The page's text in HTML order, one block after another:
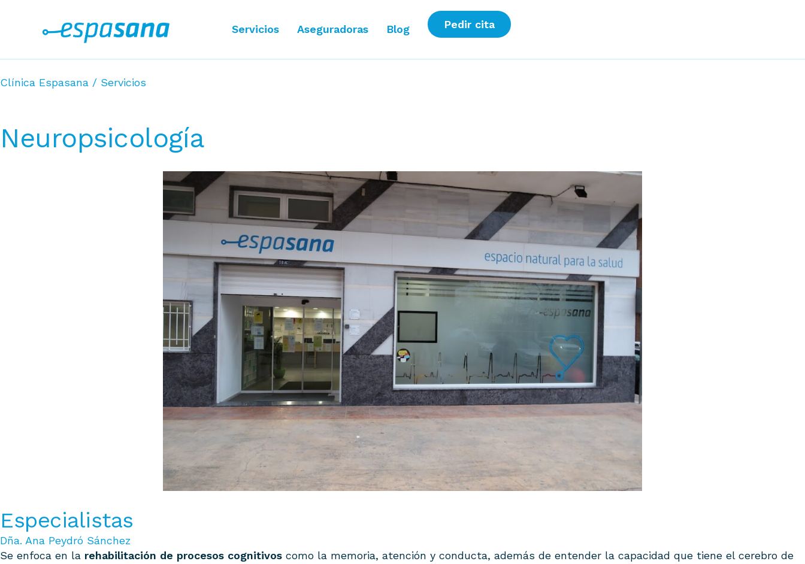
Servicios Aseguradoras Blog Pedir cita
Clínica Espasana / Servicios
Neuropsicología
Especialistas
Dña. Ana Peydró Sánchez
Se enfoca en la rehabilitación de procesos cognitivos como la memoria, atención y conducta, además de entender la capacidad que tiene el cerebro de